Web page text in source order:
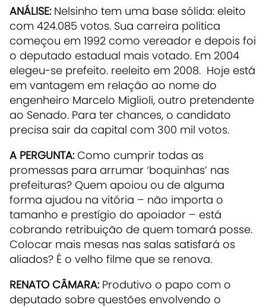
ANÁLISE: Nelsinho tem uma base sólida: eleito
com 424.085 votos. Sua carreira politica
começou em 1992 como vereador e depois foi
o deputado estadual mais votado. Em 2004
elegeu-se prefeito. reeleito em 2008. Hoje está
em vantagem em relação ao nome do
engenheiro Marcelo Miglioli, outro pretendente
ao Senado. Para ter chances, o candidato
precisa sair da capital com 300 mil votos.
A PERGUNTA: Como cumprir todas as
promessas para arrumar ‘boquinhas’ nas
prefeituras? Quem apoiou ou de alguma
forma ajudou na vitória – não importa o
tamanho e prestígio do apoiador – está
cobrando retribuição de quem tomará posse.
Colocar mais mesas nas salas satisfará os
aliados? É o velho filme que se renova.
RENATO CÂMARA:Produtivo o papo com o
deputado sobre questões envolvendo o